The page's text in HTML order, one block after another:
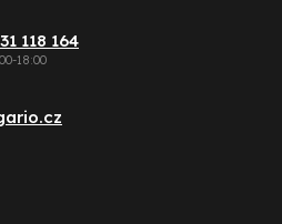
118 164